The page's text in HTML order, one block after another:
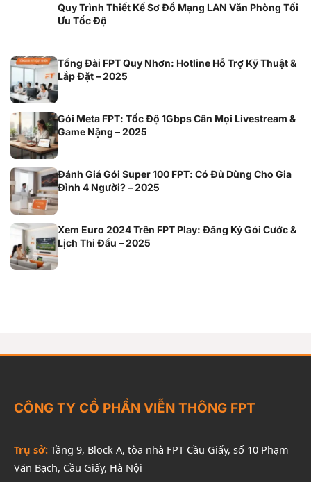
Quy Trình Thiết Kế Sơ Đồ Mạng LAN Văn Phòng Tối
Ưu Tốc Độ
Tổng Đài FPT Quy Nhơn: Hotline Hỗ Trợ Kỹ Thuật &
Lắp Đặt – 2025
Gói Meta FPT: Tốc Độ 1Gbps Cân Mọi Livestream &
Game Nặng – 2025
Đánh Giá Gói Super 100 FPT: Có Đủ Dùng Cho Gia
Đình 4 Người? – 2025
Xem Euro 2024 Trên FPT Play: Đăng Ký Gói Cước &
Lịch Thi Đấu – 2025
CÔNG TY CỔ PHẦN VIỄN THÔNG FPT
Trụ sở: Tầng 9, Block A, tòa nhà FPT Cầu Giấy, số 10 Phạm
Văn Bạch, Cầu Giấy, Hà Nội